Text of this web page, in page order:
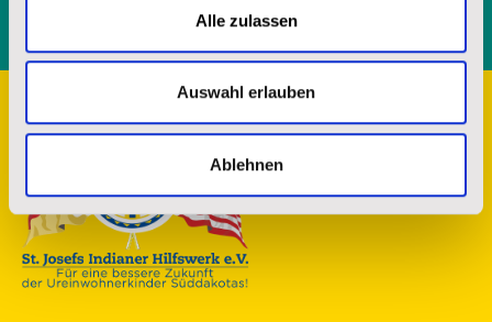
Alle zulassen
Auswahl erlauben
Ablehnen